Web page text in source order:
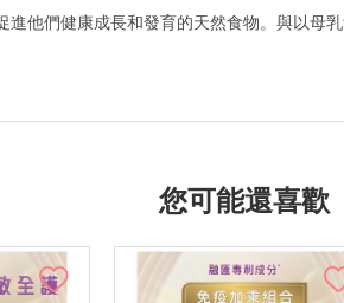
他們健康成長和發育的天然食物。與以母
您可能還喜歡